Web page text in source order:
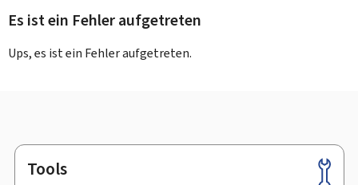
Es ist ein Fehler aufgetreten
Ups, es ist ein Fehler aufgetreten.
Footer
Tools